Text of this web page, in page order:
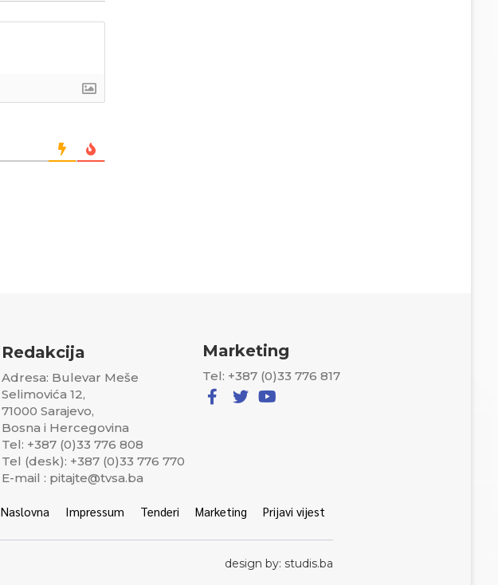
Redakcija
Adresa: Bulevar Meše
Selimovića 12,
71000 Sarajevo,
Bosna i Hercegovina
Tel: +387 (0)33 776 808
Tel (desk): +387 (0)33 776 770
E-mail : pitajte@tvsa.ba
Marketing
Tel: +387 (0)33 776 817
Naslovna Impressum Tenderi Marketing Prijavi vijest
design by: studis.ba